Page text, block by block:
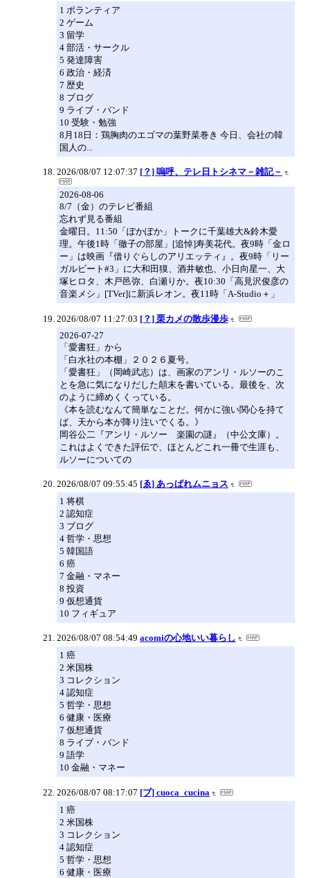
1 ボランティア
2 ゲーム
3 留学
4 部活・サークル
5 発達障害
6 政治・経済
7 歴史
8 ブログ
9 ライブ・バンド
10 受験・勉強
8月18日：鶏胸肉のエゴマの葉野菜巻き 今日、会社の韓
国人の...
2026/08/07 12:07:37 [？] 嗚呼、テレ日トシネマ－雑記－
2026-08-06
8/7（金）のテレビ番組
忘れず見る番組
金曜日。11:50「ぽかぽか」トークに千葉雄大&鈴木愛
理。午後1時「徹子の部屋」[追悼]寿美花代。夜9時「金ロ
ー」は映画『借りぐらしのアリエッティ』。夜9時「リー
ガルビート#3」に大和田獏、酒井敏也、小日向星一、大
塚ヒロタ、木戸邑弥、白瀬りか。夜10:30「高見沢俊彦の
音楽メシ」[TVer]に新浜レオン。夜11時「A-Studio＋」
2026/08/07 11:27:03 [？] 栗カメの散歩漫歩
2026-07-27
「愛書狂」から
「白水社の本棚」２０２６夏号。
「愛書狂」（岡崎武志）は、画家のアンリ・ルソーのこ
とを急に気になりだした顛末を書いている。最後を、次
のように締めくくっている。
《本を読むなんて簡単なことだ。何かに強い関心を持て
ば、天から本が降り注いでくる。》
岡谷公二『アンリ・ルソー 楽園の謎』（中公文庫）。
これはよくできた評伝で、ほとんどこれ一冊で生涯も、
ルソーについての
2026/08/07 09:55:45 [ゑ] あっぱれムニョス
1 将棋
2 認知症
3 ブログ
4 哲学・思想
5 韓国語
6 癌
7 金融・マネー
8 投資
9 仮想通貨
10 フィギュア
2026/08/07 08:54:49 acomiの心地いい暮らし
1 癌
2 米国株
3 コレクション
4 認知症
5 哲学・思想
6 健康・医療
7 仮想通貨
8 ライブ・バンド
9 語学
10 金融・マネー
2026/08/07 08:17:07 [ブ] cuoca_cucina
1 癌
2 米国株
3 コレクション
4 認知症
5 哲学・思想
6 健康・医療